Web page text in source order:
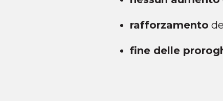
rafforzamento
fine delle